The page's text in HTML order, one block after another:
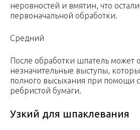
неровностей и вмятин, что
первоначальной обработки.
Средний
После обработки шпатель может
незначительные выступы,
полного высыхания при помощи
ребристой бумаги.
Узкий для шпаклевания